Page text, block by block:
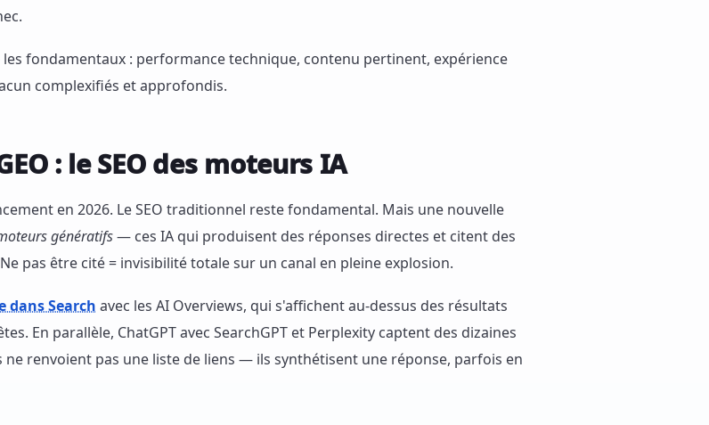
les fondamentaux : performance technique, contenu pertinent, expérience
complexifiés et approfondis.
: le SEO des moteurs IA
en 2026. Le SEO traditionnel reste fondamental. Mais une nouvelle
génératifs— ces IA qui produisent des réponses directes et citent des
pas être cité = invisibilité totale sur un canal en pleine explosion.
dans Search avec les AI Overviews, qui s'affichent au-dessus des résultats
En parallèle, ChatGPT avec SearchGPT et Perplexity captent des dizaines
ne renvoient pas une liste de liens — ils synthétisent une réponse, parfois en